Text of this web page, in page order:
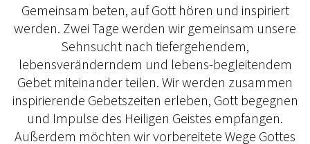
Gemeinsam beten, auf Gott hören und inspiriert
werden. Zwei Tage werden wir gemeinsam unsere
Sehnsucht nach tiefergehendem,
lebensveränderndem und lebens-begleitendem
Gebet miteinander teilen. Wir werden zusammen
inspirierende Gebetszeiten erleben, Gott begegnen
und Impulse des Heiligen Geistes empfangen.
Außerdem möchten wir vorbereitete Wege Gottes